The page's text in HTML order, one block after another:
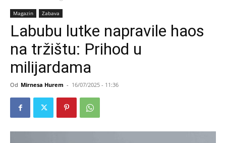
Magazin Zabava
Labubu lutke napravile haos
na tržištu: Prihod u
milijardama
Od Mirnesa Hurem - 16/07/2025 - 11:36